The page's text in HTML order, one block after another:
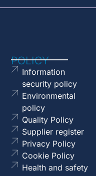
POLICY
Information
security policy
Environmental
policy
Quality Policy
Supplier register
Privacy Policy
Cookie Policy
Health and safety